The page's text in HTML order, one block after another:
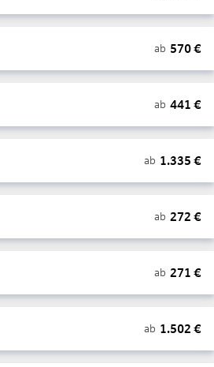
ab 570€
ab 441 €
ab 1.335 €
ab 272 €
ab 271 €
ab 1.502 €